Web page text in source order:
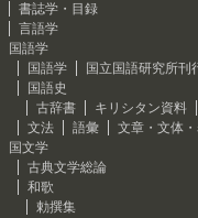
書誌学・目録
言語学
国語学
国語学
国立国語研究所刊
国語史
古辞書
キリシタン資料
文法
語彙 文章・文体
国文学
古典文学総論
和歌
勅撰集